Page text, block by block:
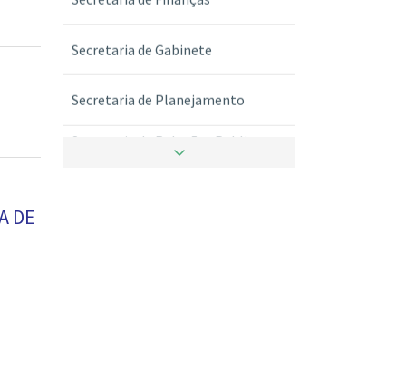
DE
Secretaria de Gabinete
Secretaria de Planejamento
Secretaria de Relações Publicas
Secretaria de Ritualistica